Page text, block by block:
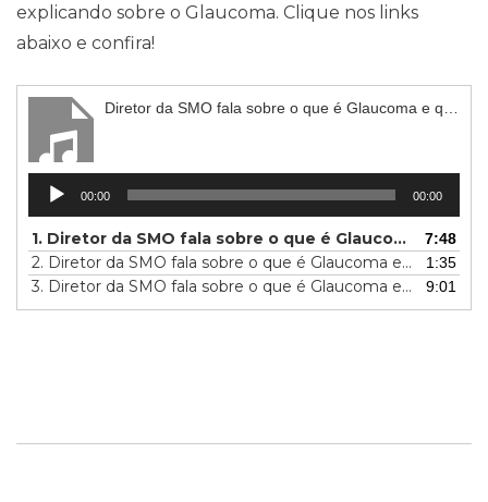
Contato
explicando sobre o Glaucoma. Clique nos links
abaixo e confira!
Tocador
áudio
00:00 00:00
1. Diretor da SMO fala sobre o que é Glaucoma e quais os tipos que existem para a Rádio Itatiaia parte 1 7:48
2. Diretor da SMO fala sobre o que é Glaucoma e quais os tipos que existem para a Rádio Itatiaia parte 2 1:35
3. Diretor da SMO fala sobre o que é Glaucoma e quais os tipos que existem para a Rádio Itatiaia parte 3 9:01